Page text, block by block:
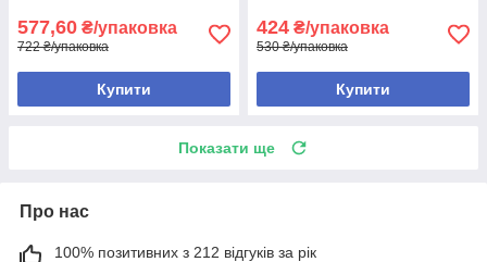
577,60 ₴/упаковка
722 ₴/упаковка
Купити
424 ₴/упаковка
530 ₴/упаковка
Купити
Показати ще
Про нас
100% позитивних з 212 відгуків за рік